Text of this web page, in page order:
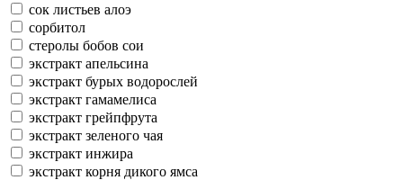
сок листьев алоэ
сорбитол
стеролы бобов сои
экстракт апельсина
экстракт бурых водорослей
экстракт гамамелиса
экстракт грейпфрута
экстракт зеленого чая
экстракт инжира
экстракт корня дикого ямса